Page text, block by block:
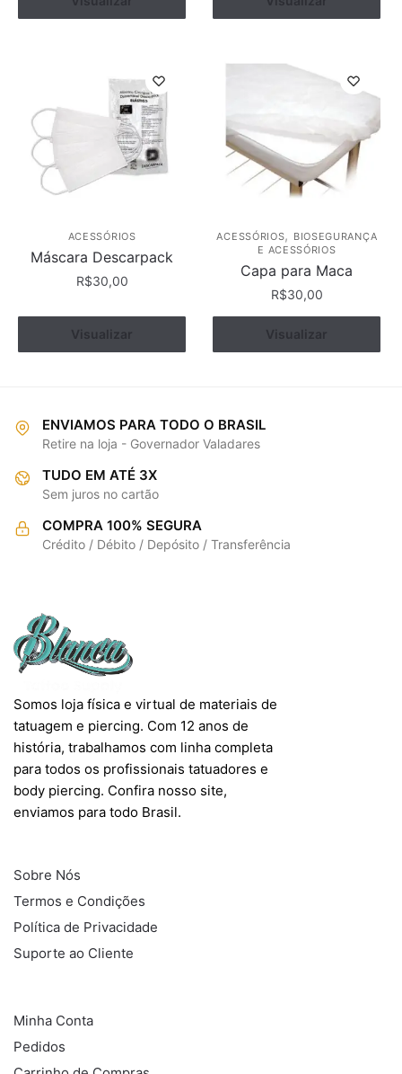
ACESSÓRIOS
Máscara Descarpack
R$30,00
Comprar
Visualizar
ACESSÓRIOS, BIOSEGURANÇA
E ACESSÓRIOS
Capa para Maca
R$30,00
Comprar
Visualizar
ENVIAMOS PARA TODO O BRASIL
Retire na loja - Governador Valadares
TUDO EM ATÉ 3X
Sem juros no cartão
COMPRA 100% SEGURA
Crédito / Débito / Depósito / Transferência
Somos loja física e virtual de materiais de
tatuagem e piercing. Com 12 anos de
história, trabalhamos com linha completa
para todos os profissionais tatuadores e
body piercing. Confira nosso site,
enviamos para todo Brasil.
Sobre Nós
Termos e Condições
Política de Privacidade
Suporte ao Cliente
Minha Conta
Pedidos